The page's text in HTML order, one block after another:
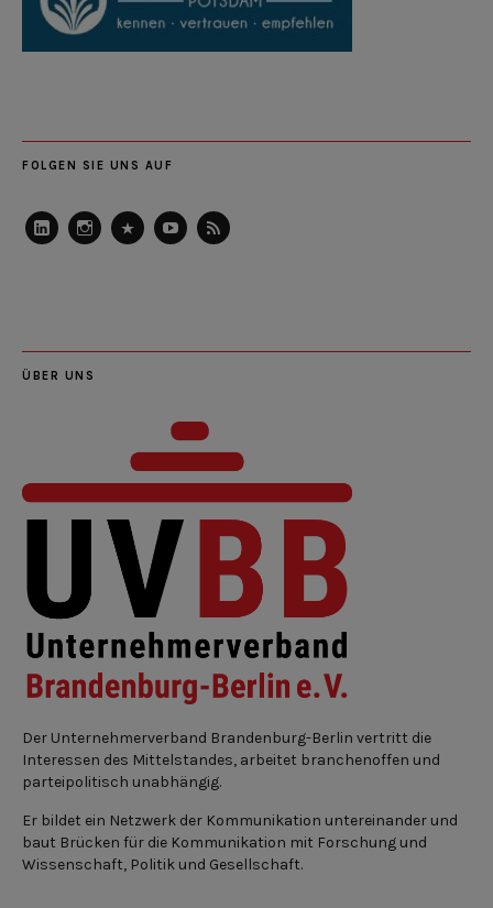
FOLGEN SIE UNS AUF
ÜBER UNS
Der Unternehmerverband Brandenburg-Berlin vertritt die
Interessen des Mittelstandes, arbeitet branchenoffen und
parteipolitisch unabhängig.
Er bildet ein Netzwerk der Kommunikation untereinander und
baut Brücken für die Kommunikation mit Forschung und
Wissenschaft, Politik und Gesellschaft.